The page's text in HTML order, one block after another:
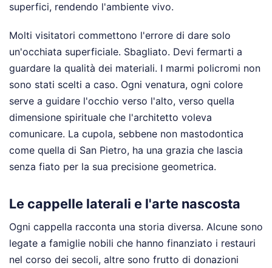
superfici, rendendo l'ambiente vivo.
Molti visitatori commettono l'errore di dare solo
un'occhiata superficiale. Sbagliato. Devi fermarti a
guardare la qualità dei materiali. I marmi policromi non
sono stati scelti a caso. Ogni venatura, ogni colore
serve a guidare l'occhio verso l'alto, verso quella
dimensione spirituale che l'architetto voleva
comunicare. La cupola, sebbene non mastodontica
come quella di San Pietro, ha una grazia che lascia
senza fiato per la sua precisione geometrica.
Le cappelle laterali e l'arte nascosta
Ogni cappella racconta una storia diversa. Alcune sono
legate a famiglie nobili che hanno finanziato i restauri
nel corso dei secoli, altre sono frutto di donazioni